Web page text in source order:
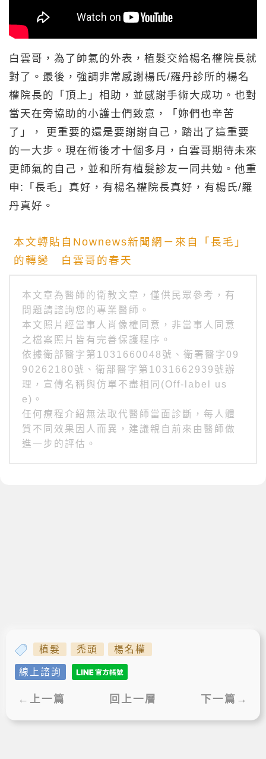
白雲哥，為了帥氣的外表，植髮交給楊名權院長就
對了。最後，強調非常感謝楊氏/羅丹診所的楊名
權院長的「頂上」相助，並感謝手術大成功。也對
當天在旁協助的小護士們致意，「妳們也辛苦
了」， 更重要的還是要謝謝自己，踏出了這重要
的一大步。現在術後才十個多月，白雲哥期待未來
更師氣的自己，並和所有植髮診友一同共勉。他重
申:「長毛」真好，有楊名權院長真好，有楊氏/羅
丹真好。
本文轉貼自Nownews新聞網－來自「長毛」
的轉變 白雲哥的春天
本文章為醫師的衛教文章，僅供民眾參考，有
問題請諮詢您的專業醫師。
本文照片經當事人肖像權同意，非當事人同意
之檔案照片皆有完善保護程序。
依據衛部醫字第1031660048號、衛署醫字09
90262180號、衛部醫字第1031662939號辦
理，宣傳名稱與仿單不盡相同(Off-label us
e)。
任何療程介紹無法取代醫師當面診斷，每人體
質不同效果因人而異，建議親自前來由醫師做
進一步的評估。
植髮 禿頭 楊名權
線上諮詢
←上一篇 回上一層 下一篇→